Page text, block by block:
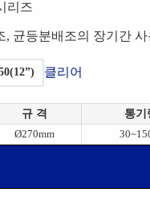
리즈
, 균등분배조의 장기간
클리어
규 격 통기
Ø270mm